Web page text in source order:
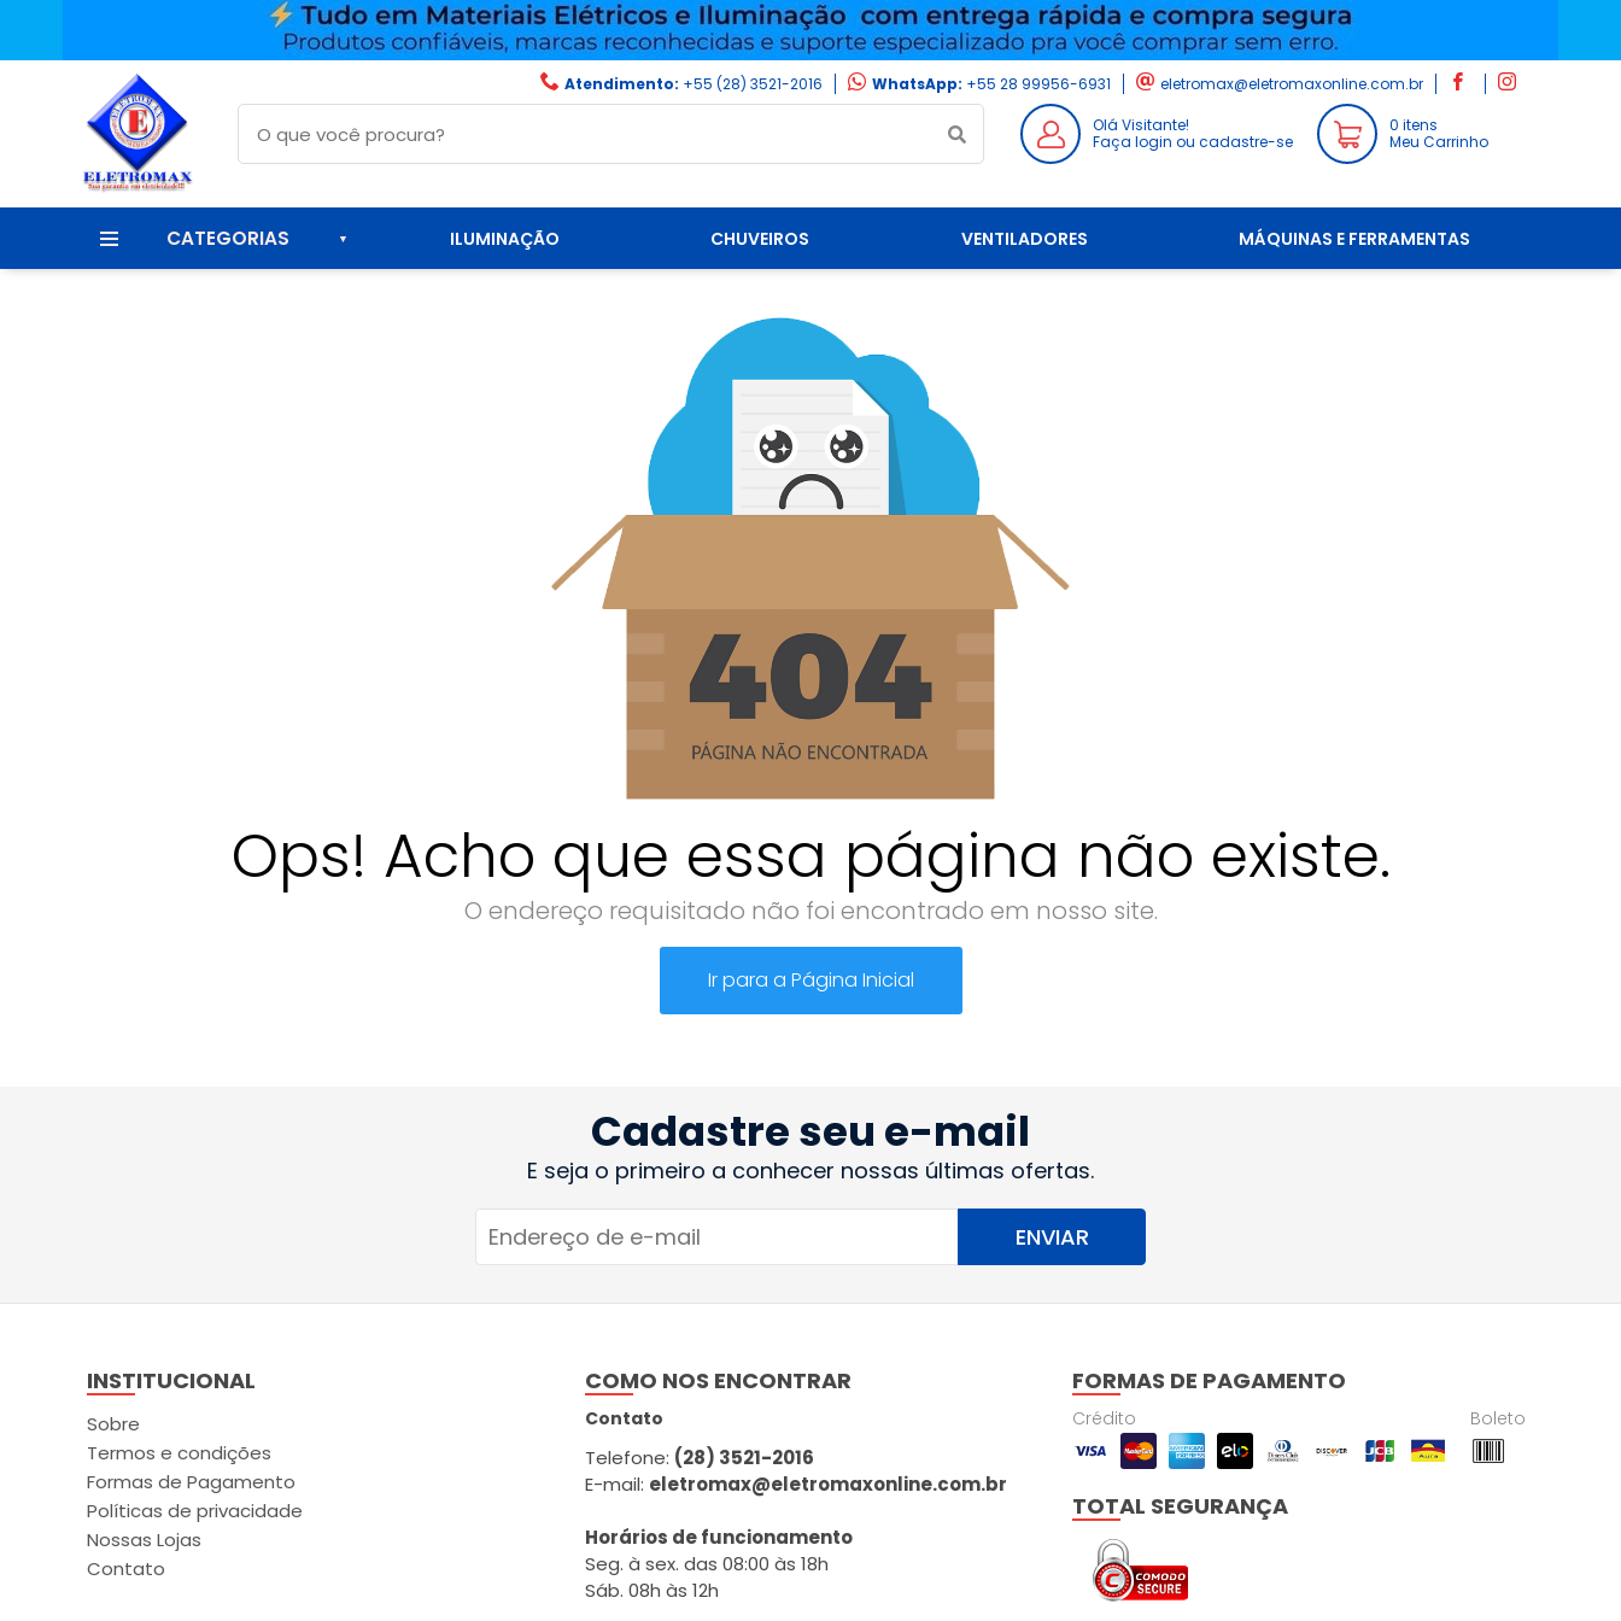
Atendimento: +55 (28) 3521-2016 WhatsApp: +55 28 99956-6931
eletromax@eletromaxonline.com.br
Olá Visitante!
Faça login ou cadastre-se
0 itens
Meu Carrinho
CATEGORIAS ILUMINAÇÃO CHUVEIROS VENTILADORES MÁQUINAS E FERRAMENTAS
Ops! Acho que essa página não existe.
O endereço requisitado não foi encontrado em nosso site.
Ir para a Página Inicial
Cadastre seu e-mail
E seja o primeiro a conhecer nossas últimas ofertas.
ENVIAR
INSTITUCIONAL
Sobre
Termos e condições
Formas de Pagamento
Políticas de privacidade
Nossas Lojas
Contato
COMO NOS ENCONTRAR
Contato
Telefone: (28) 3521-2016
E-mail: eletromax@eletromaxonline.com.br
Horários de funcionamento
Seg. à sex. das 08:00 às 18h
Sáb. 08h às 12h
FORMAS DE PAGAMENTO
Crédito Boleto
TOTAL SEGURANÇA